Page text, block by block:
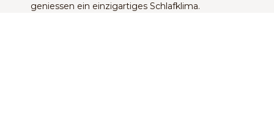
geniessen ein einzigartiges Schlafklima.